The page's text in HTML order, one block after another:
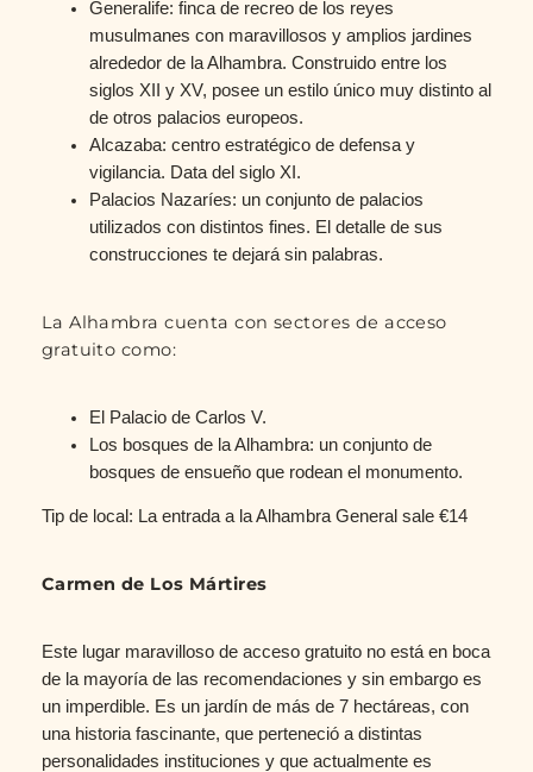
Generalife: finca de recreo de los reyes
musulmanes con maravillosos y amplios jardines
alrededor de la Alhambra. Construido entre los
siglos XII y XV, posee un estilo único muy distinto al
de otros palacios europeos.
Alcazaba: centro estratégico de defensa y
vigilancia. Data del siglo XI.
Palacios Nazaríes: un conjunto de palacios
utilizados con distintos fines. El detalle de sus
construcciones te dejará sin palabras.
La Alhambra cuenta con sectores de acceso
gratuito como:
El Palacio de Carlos V.
Los bosques de la Alhambra: un conjunto de
bosques de ensueño que rodean el monumento.
Tip de local: La entrada a la Alhambra General sale €14
Carmen de Los Mártires
Este lugar maravilloso de acceso gratuito no está en boca
de la mayoría de las recomendaciones y sin embargo es
un imperdible. Es un jardín de más de 7 hectáreas, con
una historia fascinante, que perteneció a distintas
personalidades instituciones y que actualmente es